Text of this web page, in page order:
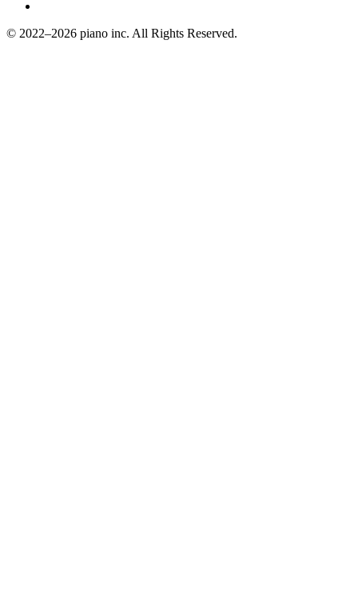
© 2022–2026 piano inc. All Rights Reserved.